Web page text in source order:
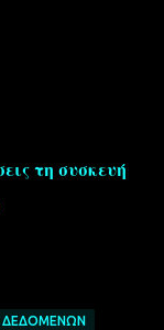
τη συσκευή
ΔΕΔΟΜΈΝΩΝ